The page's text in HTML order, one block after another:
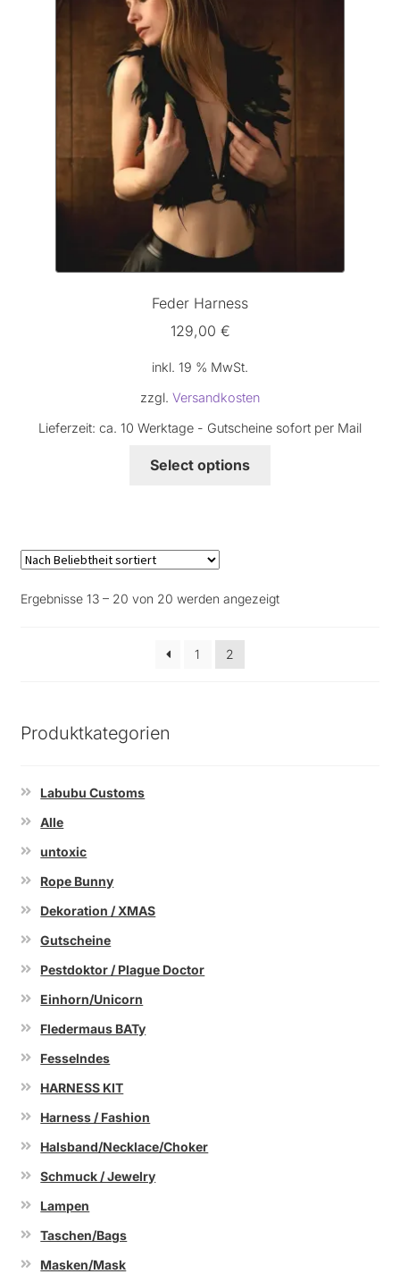
Feder Harness
129,00 €
inkl. 19 % MwSt.
zzgl. Versandkosten
Lieferzeit: ca. 10 Werktage - Gutscheine sofort per Mail
Select options
Ergebnisse 13 – 20 von 20 werden angezeigtNach
1
2
Produktkategorien
Labubu Customs
Alle
untoxic
Rope Bunny
Dekoration / XMAS
Gutscheine
Pestdoktor / Plague Doctor
Einhorn/Unicorn
Fledermaus BATy
Fesselndes
HARNESS KIT
Harness / Fashion
Halsband/Necklace/Choker
Schmuck / Jewelry
Lampen
Taschen/Bags
Masken/Mask